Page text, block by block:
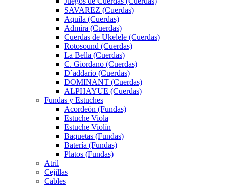
SAVAREZ (Cuerdas)
Aquila (Cuerdas)
Admira (Cuerdas)
Cuerdas de Ukelele (Cuerdas)
Rotosound (Cuerdas)
La Bella (Cuerdas)
C. Giordano (Cuerdas)
D´addario (Cuerdas)
DOMINANT (Cuerdas)
ALPHAYUE (Cuerdas)
Fundas y Estuches
Acordeón (Fundas)
Estuche Viola
Estuche Violín
Baquetas (Fundas)
Batería (Fundas)
Platos (Fundas)
Atril
Cejillas
Cables